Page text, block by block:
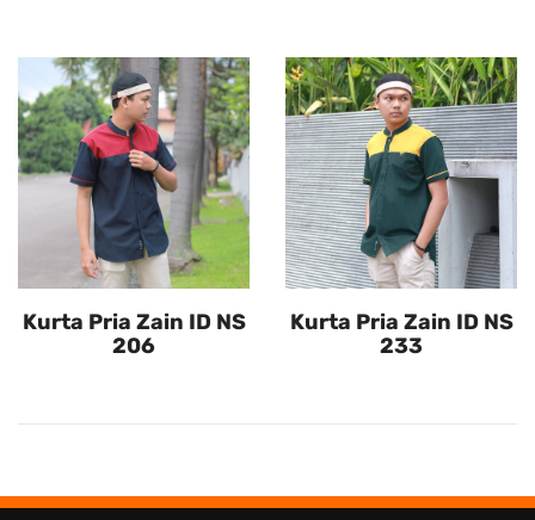
Kurta Pria Zain ID NS
206
Kurta Pria Zain ID NS
233